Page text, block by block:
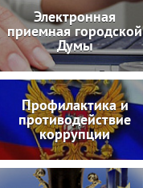
Электронная
приемная городской
Думы
Профилактика и
противодействие
коррупции